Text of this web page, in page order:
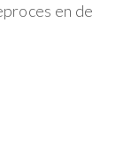
en de